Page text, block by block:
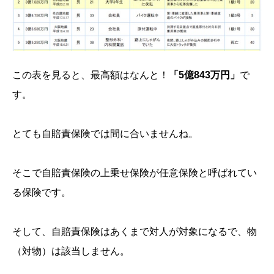
この表を見ると、最高額はなんと！ 「5億843万円」 で
す。
とても自賠責保険では間に合いませんね。
そこで自賠責保険の上乗せ保険が任意保険と呼ばれてい
る保険です。
そして、自賠責保険はあくまで対人が対象になるで、物
（対物）は該当しません。